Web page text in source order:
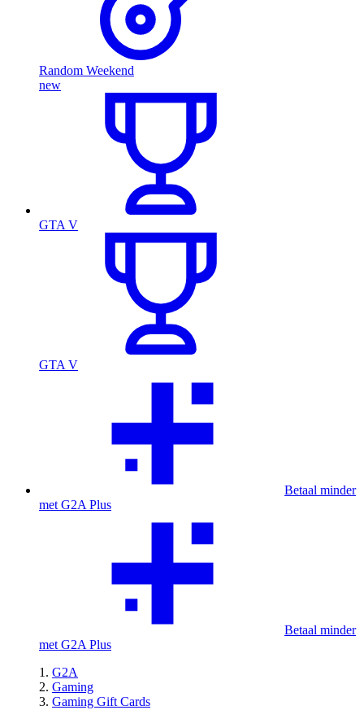
Random Weekend
new
GTA V
GTA V
Betaal minder
met G2A Plus
Betaal minder
met G2A Plus
G2A
Gaming
Gaming Gift Cards